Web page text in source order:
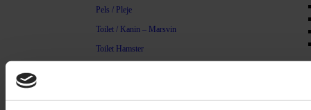
Pels / Pleje
Toilet / Kanin – Marsvin
Toilet Hamster
Bure